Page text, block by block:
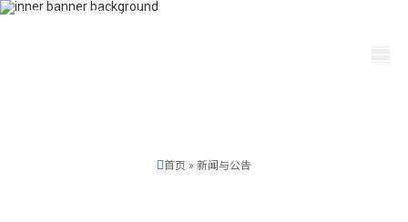
400-115-2288 dfam@ut440.com
首页 » 新闻与公告